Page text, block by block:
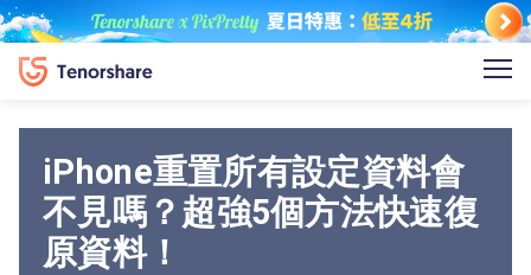
iPhone重置所有設定資料會
不見嗎？超強5個方法快速復
原資料！